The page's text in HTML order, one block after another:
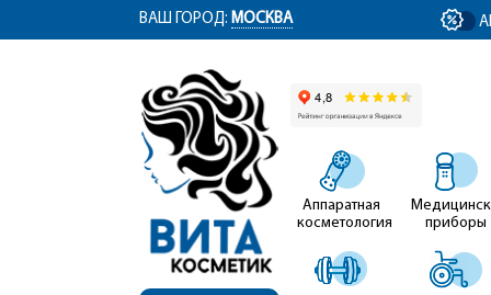
ym(12767704, 'getClientID', function(clientID) {
ВАШ ГОРОД: МОСКВА
Аппаратная
косметология
приборы